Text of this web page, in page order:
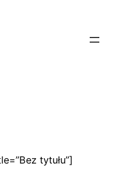
tytułu”]